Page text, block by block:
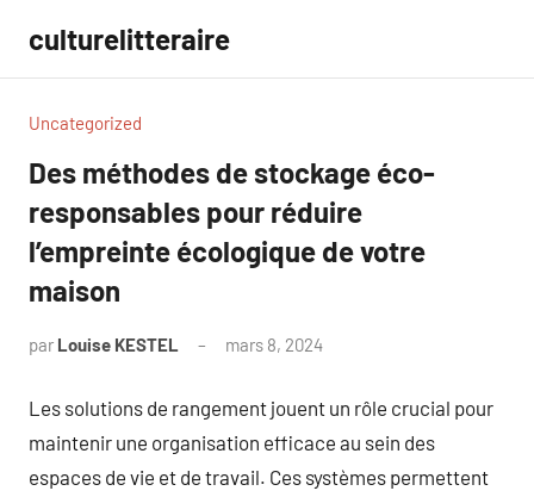
contenu
culturelitteraire
Uncategorized
Des méthodes de stockage éco-
responsables pour réduire
l’empreinte écologique de votre
maison
par Louise KESTEL mars 8, 2024
Les solutions de rangement jouent un rôle crucial pour
maintenir une organisation efficace au sein des
espaces de vie et de travail. Ces systèmes permettent